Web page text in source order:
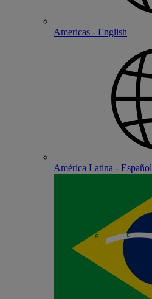
Americas - English
América Latina - Español